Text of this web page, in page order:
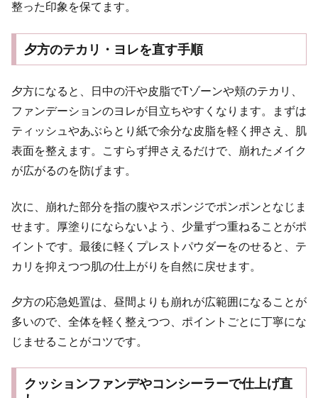
整った印象を保てます。
夕方のテカリ・ヨレを直す手順
夕方になると、日中の汗や皮脂でTゾーンや頬のテカリ、
ファンデーションのヨレが目立ちやすくなります。まずは
ティッシュやあぶらとり紙で余分な皮脂を軽く押さえ、肌
表面を整えます。こすらず押さえるだけで、崩れたメイク
が広がるのを防げます。
次に、崩れた部分を指の腹やスポンジでポンポンとなじま
せます。厚塗りにならないよう、少量ずつ重ねることがポ
イントです。最後に軽くプレストパウダーをのせると、テ
カリを抑えつつ肌の仕上がりを自然に戻せます。
夕方の応急処置は、昼間よりも崩れが広範囲になることが
多いので、全体を軽く整えつつ、ポイントごとに丁寧にな
じませることがコツです。
クッションファンデやコンシーラーで仕上げ直